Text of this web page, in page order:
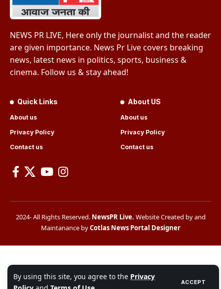
By using this site, you agree to the Privacy
ACCEPT
NEWS PR LIVE, Here only the journalist and the reader
are given importance. News Pr Live covers breaking
news, latest news in politics, sports, business &
cinema. Follow us & stay ahead!
Quick Links
About us
Privacy Policy
Contact us
About US
About us
Privacy Policy
Contact us
2024- All Rights Reserved. NewsPR Live. Website Created by and
Maintanance byCotlas News Portal Designer